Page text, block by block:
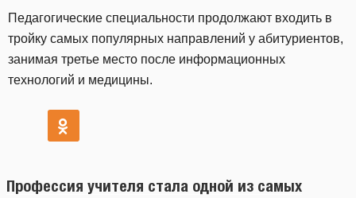
Педагогические специальности продолжают входить в
тройку самых популярных направлений у абитуриентов,
занимая третье место после информационных
технологий и медицины.
Профессия учителя стала одной из самых